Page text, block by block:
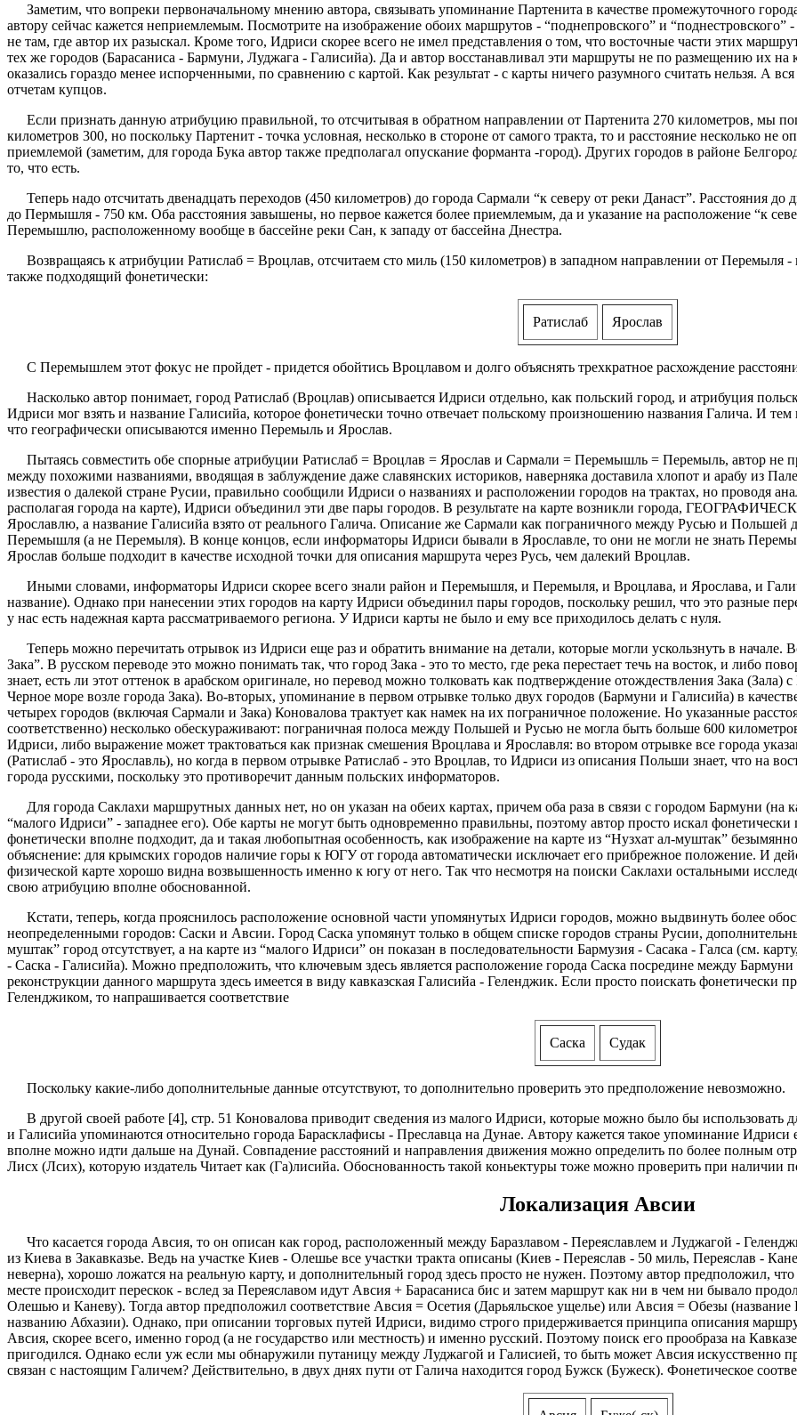
Заметим, что вопреки первоначальному мнению автора, связывать упоминание Партенита в качестве промежуточного
автору сейчас кажется неприемлемым. Посмотрите на изображение обоих маршрутов - “поднепровского” и
не там, где автор их разыскал. Кроме того, Идриси скорее всего не имел представления о том, что восточные части этих
тех же городов (Барасаниса - Бармуни, Луджага - Галисийа). Да и автор восстанавливал эти маршруты не по размещению их на
оказались гораздо менее испорченными, по сравнению с картой. Как результат - с карты ничего разумного считать нельзя. А
отчетам купцов.
Если признать данную атрибуцию правильной, то отсчитывая в обратном направлении от Партенита 270 километров, мы
километров 300, но поскольку Партенит - точка условная, несколько в стороне от самого тракта, то и расстояние несколько не
приемлемой (заметим, для города Бука автор также предполагал опускание форманта -город). Других городов в районе
то, что есть.
Теперь надо отсчитать двенадцать переходов (450 километров) до города Сармали “к северу от реки Данаст”. Расстояния
до Пермышля - 750 км. Оба расстояния завышены, но первое кажется более приемлемым, да и указание на расположение “к
Перемышлю, расположенному вообще в бассейне реки Сан, к западу от бассейна Днестра.
Возвращаясь к атрибуции Ратислаб = Вроцлав, отсчитаем сто миль (150 километров) в западном направлении от
также подходящий фонетически:
Ратислаб Ярослав
С Перемышлем этот фокус не пройдет - придется обойтись Вроцлавом и долго объяснять трехкратное расхождение
Насколько автор понимает, город Ратислаб (Вроцлав) описывается Идриси отдельно, как польский город, и атрибуция
Идриси мог взять и название Галисийа, которое фонетически точно отвечает польскому произношению названия Галича. И
что географически описываются именно Перемыль и Ярослав.
Пытаясь совместить обе спорные атрибуции Ратислаб = Вроцлав = Ярослав и Сармали = Перемышль = Перемыль, автор не
между похожими названиями, вводящая в заблуждение даже славянских историков, наверняка доставила хлопот и арабу из
известия о далекой стране Русии, правильно сообщили Идриси о названиях и расположении городов на трактах, но проводя
располагая города на карте), Идриси объединил эти две пары городов. В результате на карте возникли города,
Ярославлю, а название Галисийа взято от реального Галича. Описание же Сармали как пограничного между Русью и Польшей
Перемышля (а не Перемыля). В конце концов, если информаторы Идриси бывали в Ярославле, то они не могли не знать
Ярослав больше подходит в качестве исходной точки для описания маршрута через Русь, чем далекий Вроцлав.
Иными словами, информаторы Идриси скорее всего знали район и Перемышля, и Перемыля, и Вроцлава, и Ярослава, и
название). Однако при нанесении этих городов на карту Идриси объединил пары городов, поскольку решил, что это разные
у нас есть надежная карта рассматриваемого региона. У Идриси карты не было и ему все приходилось делать с нуля.
Теперь можно перечитать отрывок из Идриси еще раз и обратить внимание на детали, которые могли ускользнуть в начале.
Зака”. В русском переводе это можно понимать так, что город Зака - это то место, где река перестает течь на восток, и либо
знает, есть ли этот оттенок в арабском оригинале, но перевод можно толковать как подтверждение отождествления Зака
Черное море возле города Зака). Во-вторых, упоминание в первом отрывке только двух городов (Бармуни и Галисийа) в
четырех городов (включая Сармали и Зака) Коновалова трактует как намек на их пограничное положение. Но указанные
соответственно) несколько обескураживают: пограничная полоса между Польшей и Русью не могла быть больше 600
Идриси, либо выражение может трактоваться как признак смешения Вроцлава и Ярославля: во втором отрывке все города
(Ратислаб - это Ярославль), но когда в первом отрывке Ратислаб - это Вроцлав, то Идриси из описания Польши знает, что на
города русскими, поскольку это противоречит данным польских информаторов.
Для города Саклахи маршрутных данных нет, но он указан на обеих картах, причем оба раза в связи с городом Бармуни (на
“малого Идриси” - западнее его). Обе карты не могут быть одновременно правильны, поэтому автор просто искал
фонетически вполне подходит, да и такая любопытная особенность, как изображение на карте из “Нузхат ал-муштак”
объяснение: для крымских городов наличие горы к ЮГУ от города автоматически исключает его прибрежное положение. И
физической карте хорошо видна возвышенность именно к югу от него. Так что несмотря на поиски Саклахи остальными
свою атрибуцию вполне обоснованной.
Кстати, теперь, когда прояснилось расположение основной части упомянутых Идриси городов, можно выдвинуть более
неопределенными городов: Саски и Авсии. Город Саска упомянут только в общем списке городов страны Русии,
муштак” город отсутствует, а на карте из “малого Идриси” он показан в последовательности Бармузия - Сасака - Галса (см.
- Саска - Галисийа). Можно предположить, что ключевым здесь является расположение города Саска посредине между
реконструкции данного маршрута здесь имеется в виду кавказская Галисийа - Геленджик. Если просто поискать фонетически
Геленджиком, то напрашивается соответствие
Саска Судак
Поскольку какие-либо дополнительные данные отсутствуют, то дополнительно проверить это предположение невозможно.
В другой своей работе [4], стр. 51 Коновалова приводит сведения из малого Идриси, которые можно было бы использовать
и Галисийа упоминаются относительно города Барасклафисы - Преславца на Дунае. Автору кажется такое упоминание
вполне можно идти дальше на Дунай. Совпадение расстояний и направления движения можно определить по более полным
Лисх (Лсих), которую издатель Читает как (Га)лисийа. Обоснованность такой коньектуры тоже можно проверить при наличии
Локализация Авсии
Что касается города Авсия, то он описан как город, расположенный между Баразлавом - Переяславлем и Луджагой -
из Киева в Закавказье. Ведь на участке Киев - Олешье все участки тракта описаны (Киев - Переяслав - 50 миль, Переяслав -
неверна), хорошо ложатся на реальную карту, и дополнительный город здесь просто не нужен. Поэтому автор предположил,
месте происходит перескок - вслед за Переяславом идут Авсия + Барасаниса бис и затем маршрут как ни в чем ни бывало
Олешью и Каневу). Тогда автор предположил соответствие Авсия = Осетия (Дарьяльское ущелье) или Авсия = Обезы (название
названию Абхазии). Однако, при описании торговых путей Идриси, видимо строго придерживается принципа описания
Авсия, скорее всего, именно город (а не государство или местность) и именно русский. Поэтому поиск его прообраза на
пригодился. Однако если уж если мы обнаружили путаницу между Луджагой и Галисией, то быть может Авсия искусственно
связан с настоящим Галичем? Действительно, в двух днях пути от Галича находится город Бужск (Бужеск). Фонетическое